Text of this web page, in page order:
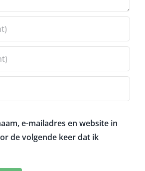
e-mailadres en website in
de volgende keer dat ik